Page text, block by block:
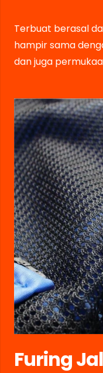
Terbuat berasal
hampir sama
dan juga
Furing